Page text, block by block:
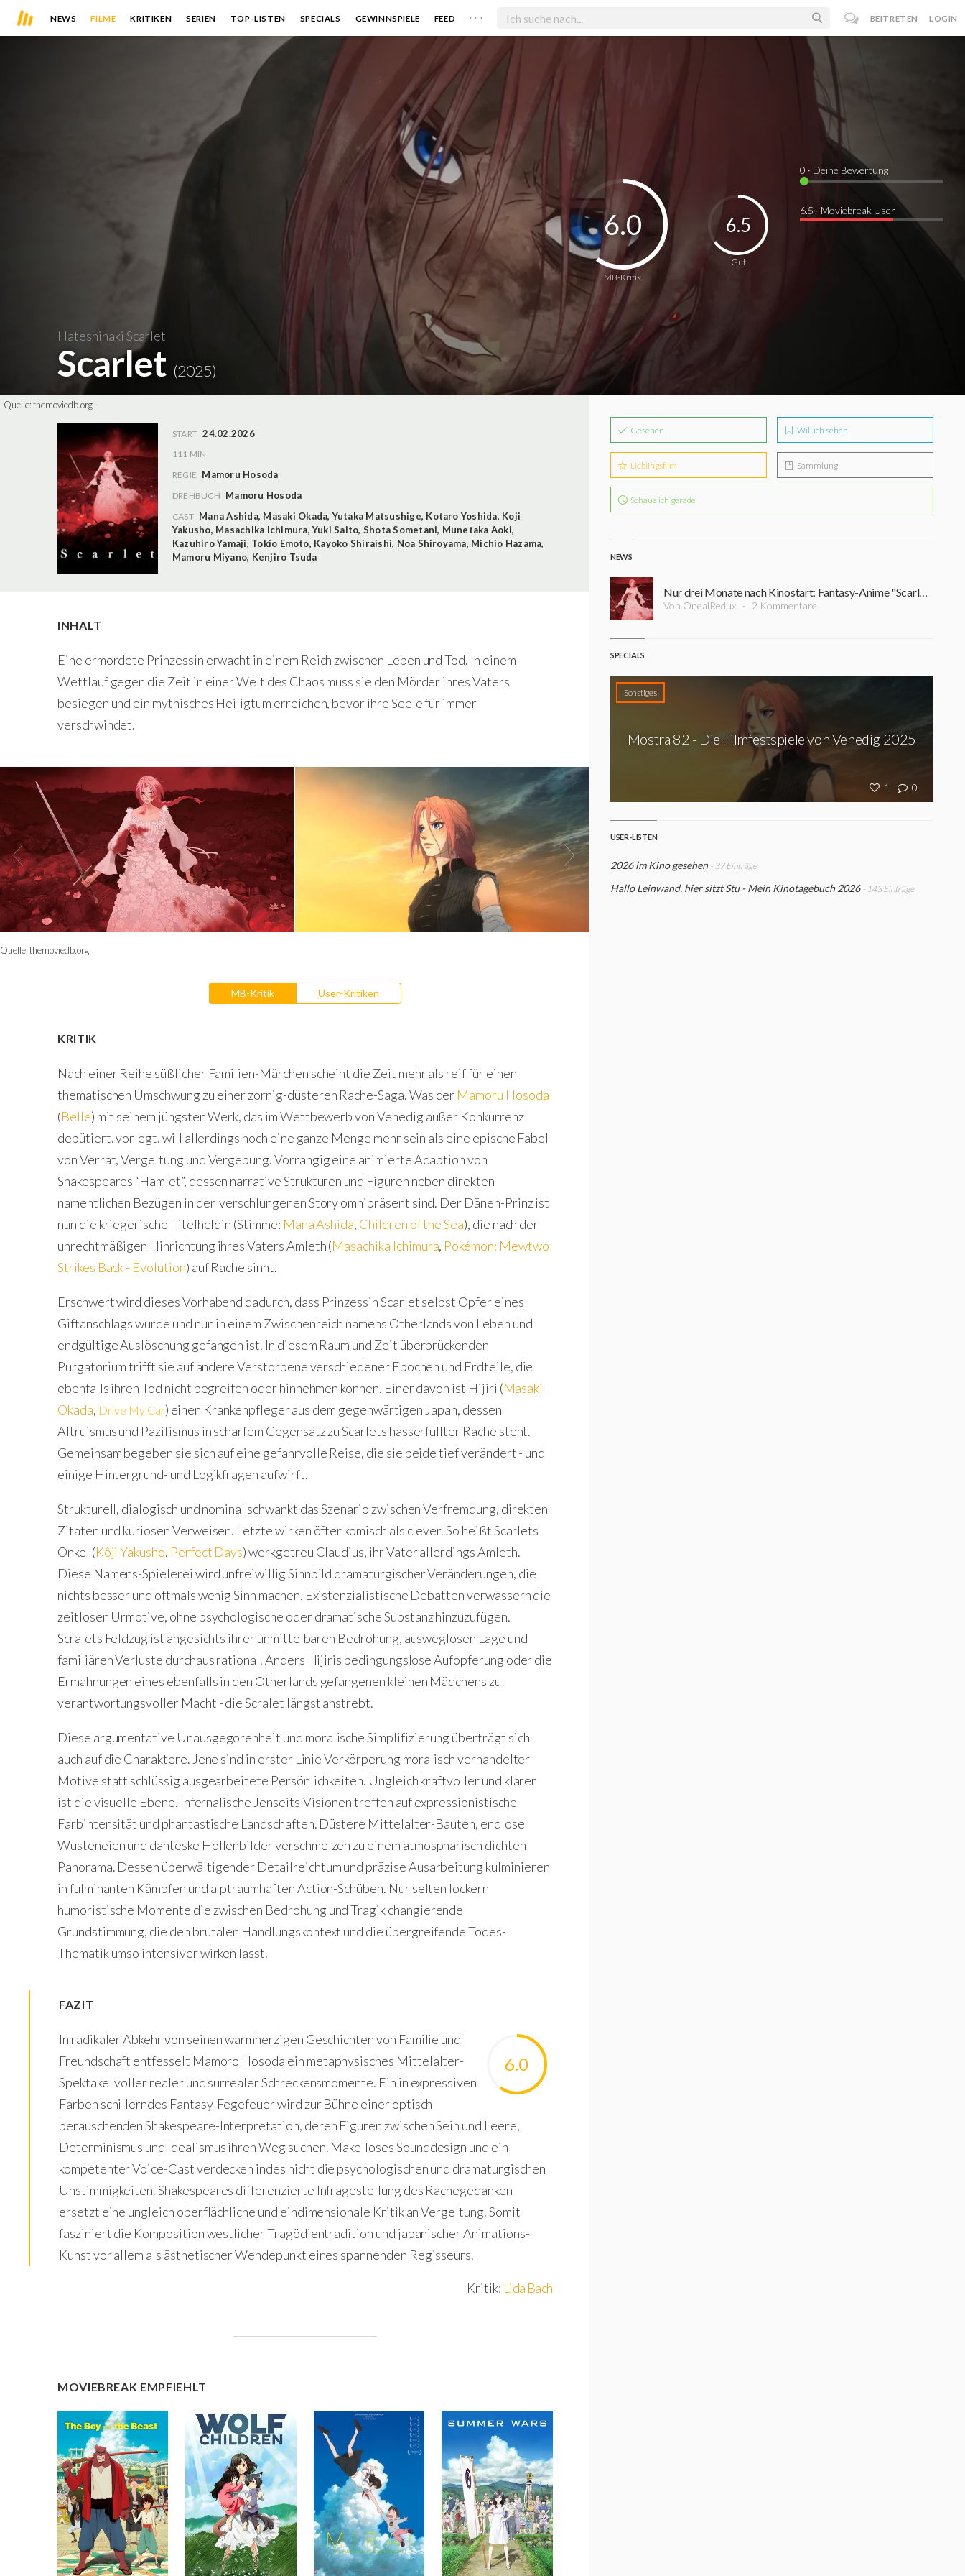
NEWS FILME KRITIKEN SERIEN TOP-LISTEN SPECIALS GEWINNSPIELE FEED . . . BEITRETEN LOGIN
Hateshinaki Scarlet
Scarlet (2025)
MB-Kritik
6.0
Gut
6.5
0 · Deine Bewertung
6.5 · Moviebreak User
Quelle:themoviedb.org
START 24.02.2026
111 MIN
REGIE Mamoru Hosoda
DREHBUCH Mamoru Hosoda
CAST Mana Ashida, Masaki Okada,Yutaka Matsushige, Kotaro Yoshida, Koji
Yakusho, Masachika Ichimura,Yuki Saito, Shota Sometani, Munetaka Aoki,
Kazuhiro Yamaji, Tokio Emoto, Kayoko Shiraishi, Noa Shiroyama, Michio Hazama,
Mamoru Miyano, Kenjiro Tsuda
INHALT
Eine ermordete Prinzessin erwacht in einem Reich zwischen Leben und Tod. In einem
Wettlauf gegen die Zeit in einer Welt des Chaos muss sie den Mörder ihres Vaters
besiegen und ein mythisches Heiligtum erreichen, bevor ihre Seele für immer
verschwindet.
Quelle:themoviedb.org
MB-Kritik User-Kritiken
KRITIK
Nach einer Reihe süßlicher Familien-Märchen scheint die Zeit mehr als reif für einen
thematischen Umschwung zu einer zornig-düsteren Rache-Saga. Was der Mamoru Hosoda
(Belle) mit seinem jüngsten Werk, das im Wettbewerb von Venedig außer Konkurrenz
debütiert, vorlegt, will allerdings noch eine ganze Menge mehr sein als eine epische Fabel
von Verrat, Vergeltung und Vergebung. Vorrangig eine animierte Adaption von
Shakespeares “Hamlet”, dessen narrative Strukturen und Figuren neben direkten
namentlichen Bezügen in der verschlungenen Story omnipräsent sind. Der Dänen-Prinz ist
nun die kriegerische Titelheldin (Stimme: Mana Ashida, Children of the Sea), die nach der
unrechtmäßigen Hinrichtung ihres Vaters Amleth (Masachika Ichimura, Pokémon: Mewtwo
Strikes Back - Evolution) auf Rache sinnt.
Erschwert wird dieses Vorhabend dadurch, dass Prinzessin Scarlet selbst Opfer eines
Giftanschlags wurde und nun in einem Zwischenreich namens Otherlands von Leben und
endgültige Auslöschung gefangen ist. In diesem Raum und Zeit überbrückenden
Purgatorium trifft sie auf andere Verstorbene verschiedener Epochen und Erdteile, die
ebenfalls ihren Tod nicht begreifen oder hinnehmen können. Einer davon ist Hijiri (Masaki
Okada, Drive My Car) einen Krankenpfleger aus dem gegenwärtigen Japan, dessen
Altruismus und Pazifismus in scharfem Gegensatz zu Scarlets hasserfüllter Rache steht.
Gemeinsam begeben sie sich auf eine gefahrvolle Reise, die sie beide tief verändert - und
einige Hintergrund- und Logikfragen aufwirft.
Strukturell, dialogisch und nominal schwankt das Szenario zwischen Verfremdung, direkten
Zitaten und kuriosen Verweisen. Letzte wirken öfter komisch als clever. So heißt Scarlets
Onkel (Kôji Yakusho, Perfect Days) werkgetreu Claudius, ihr Vater allerdings Amleth.
Diese Namens-Spielerei wird unfreiwillig Sinnbild dramaturgischer Veränderungen, die
nichts besser und oftmals wenig Sinn machen. Existenzialistische Debatten verwässern die
zeitlosen Urmotive, ohne psychologische oder dramatische Substanz hinzuzufügen.
Scralets Feldzug ist angesichts ihrer unmittelbaren Bedrohung, ausweglosen Lage und
familiären Verluste durchaus rational. Anders Hijiris bedingungslose Aufopferung oder die
Ermahnungen eines ebenfalls in den Otherlands gefangenen kleinen Mädchens zu
verantwortungsvoller Macht - die Scralet längst anstrebt.
Diese argumentative Unausgegorenheit und moralische Simplifizierung überträgt sich
auch auf die Charaktere. Jene sind in erster Linie Verkörperung moralisch verhandelter
Motive statt schlüssig ausgearbeitete Persönlichkeiten. Ungleich kraftvoller und klarer
ist die visuelle Ebene. Infernalische Jenseits-Visionen treffen auf expressionistische
Farbintensität und phantastische Landschaften. Düstere Mittelalter-Bauten, endlose
Wüsteneien und danteske Höllenbilder verschmelzen zu einem atmosphärisch dichten
Panorama. Dessen überwältigender Detailreichtum und präzise Ausarbeitung kulminieren
in fulminanten Kämpfen und alptraumhaften Action-Schüben. Nur selten lockern
humoristische Momente die zwischen Bedrohung und Tragik changierende
Grundstimmung, die den brutalen Handlungskontext und die übergreifende Todes-
Thematik umso intensiver wirken lässt.
FAZIT
6.0
In radikaler Abkehr von seinen warmherzigen Geschichten von Familie und
Freundschaft entfesselt Mamoro Hosoda ein metaphysisches Mittelalter-
Spektakel voller realer und surrealer Schreckensmomente. Ein in expressiven
Farben schillerndes Fantasy-Fegefeuer wird zur Bühne einer optisch
berauschenden Shakespeare-Interpretation, deren Figuren zwischen Sein und Leere,
Determinismus und Idealismus ihren Weg suchen. Makelloses Sounddesign und ein
kompetenter Voice-Cast verdecken indes nicht die psychologischen und dramaturgischen
Unstimmigkeiten. Shakespeares differenzierte Infragestellung des Rachegedanken
ersetzt eine ungleich oberflächliche und eindimensionale Kritik an Vergeltung. Somit
fasziniert die Komposition westlicher Tragödientradition und japanischer Animations-
Kunst vor allem als ästhetischer Wendepunkt eines spannenden Regisseurs.
Kritik: Lida Bach
MOVIEBREAK EMPFIEHLT
Gesehen Will ich sehen
Lieblingsfilm Sammlung
Schaue ich gerade
NEWS
Nur drei Monate nach Kinostart: Fantasy-Anime "Scarlet" startet diese Woche bei Netflix
Von OnealRedux 2 Kommentare
SPECIALS
Sonstiges
1 0
Mostra 82 - Die Filmfestspiele von Venedig 2025
USER-LISTEN
2026 im Kino gesehen - 37 Einträge
Hallo Leinwand, hier sitzt Stu - Mein Kinotagebuch 2026 - 143 Einträge